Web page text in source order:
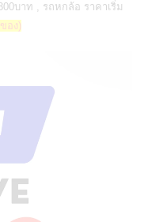
บาท , รถหกล้อ ราคาเริ่ม
อง)